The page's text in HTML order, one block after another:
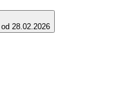
28.02.2026